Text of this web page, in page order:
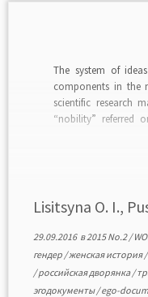
The system of
components in the
scientific research
“nobility” referred
Lisitsyna O. I.,
29.09.2016в2015 No.2/
гендер /женская история/
/российская дворянка/
эгодокументы/ego-